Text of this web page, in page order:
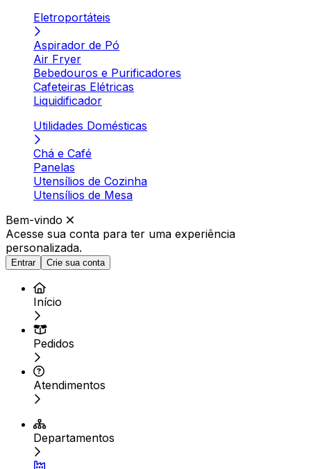
Eletroportáteis
Aspirador de Pó
Air Fryer
Bebedouros e Purificadores
Cafeteiras Elétricas
Liquidificador
Utilidades Domésticas
Chá e Café
Panelas
Utensílios de Cozinha
Utensílios de Mesa
Bem-vindo
Acesse sua conta para ter uma experiência
personalizada.
Entrar Crie sua conta
Início
Pedidos
Atendimentos
Departamentos